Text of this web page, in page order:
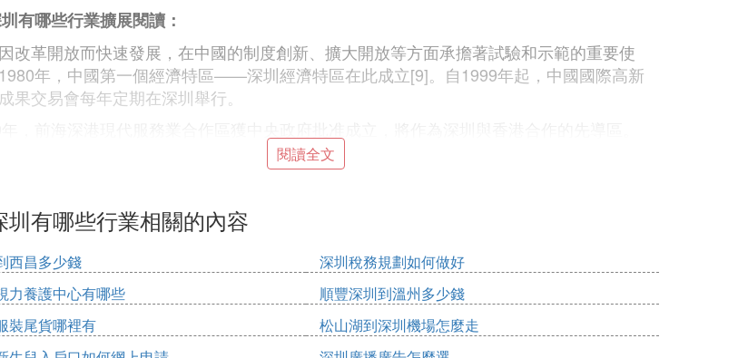
有哪些行業擴展閱讀：
改革開放而快速發展，在中國的制度創新、擴大開放等方面承擔著試驗和示範的重要使
年，中國第一個經濟特區——深圳經濟特區在此成立[9]。自1999年起，中國國際高新
果交易會每年定期在深圳舉行。
年，深圳主辦第26屆世界大學生夏季運動會。2016年，深圳市生產總值超越廣州市成為中
地經濟總量第三大城市。2018年，在改革開放四十年之際深圳市生產總值超越香港。
中國南方最重要的高新技術研發和製造基地之一，常被譽為中國的矽谷。深圳寶安國際
中國大陸第五大民航機場。深圳證券交易所的首次公開募股數量自2009年至2015年居世
位，是中國企業重要的融資平台。
市的主要產業是
產業結構凸顯「三個為主」：經濟增量以新興產業為主，新興產業對GDP增長貢獻率達
；工業以先進製造業為主，先進製造業占工業比重超過70%；三產以現代服務業為主，
閱讀全文
圳有哪些行業相關的內容
西昌多少錢
深圳稅務規劃如何做好
力養護中心有哪些
順豐深圳到溫州多少錢
裝尾貨哪裡有
松山湖到深圳機場怎麼走